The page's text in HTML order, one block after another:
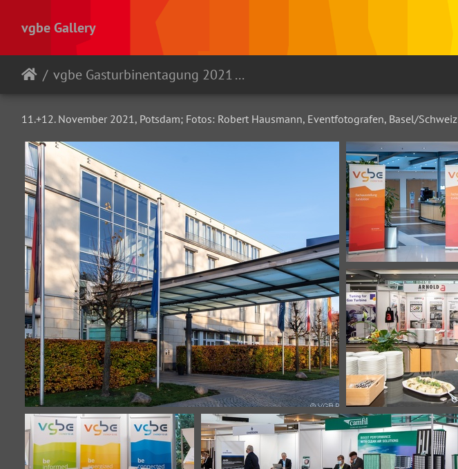
vgbe Gallery
vgbe Gasturbinentagung 2021 - Potsdam
11.+12. November 2021, Potsdam; Fotos: Robert Hausmann, Eventfotografen, Basel/Schweiz